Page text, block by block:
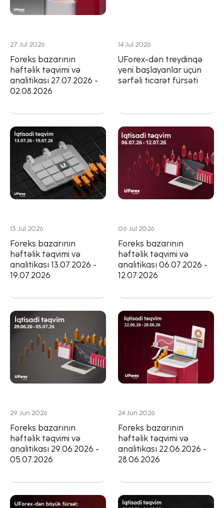
27 Jul 2026
Foreks bazarının
həftəlik təqvimi və
analitikası 27.07.2026 -
02.08.2026
14 Jul 2026
UForex-dən treydinqə
yeni başlayanlar üçün
sərfəli ticarət fürsəti
13 Jul 2026
Foreks bazarının
həftəlik təqvimi və
analitikası 13.07.2026 -
19.07.2026
06 Jul 2026
Foreks bazarının
həftəlik təqvimi və
analitikası 06.07.2026 -
12.07.2026
29 Jun 2026
Foreks bazarının
həftəlik təqvimi və
analitikası 29.06.2026 -
05.07.2026
24 Jun 2026
Foreks bazarının
həftəlik təqvimi və
analitikası 22.06.2026 -
28.06.2026